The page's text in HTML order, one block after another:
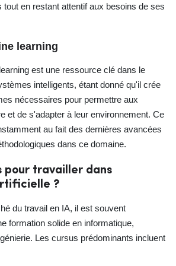
en restant attentif aux besoins de ses
learning
est une ressource clé dans le
intelligents, étant donné qu'il crée
nécessaires pour permettre aux
et de s'adapter à leur environnement. Ce
au fait des dernières avancées
dans ce domaine.
pour travailler dans
?
du travail en IA, il est souvent
formation solide en informatique,
Les cursus prédominants incluent